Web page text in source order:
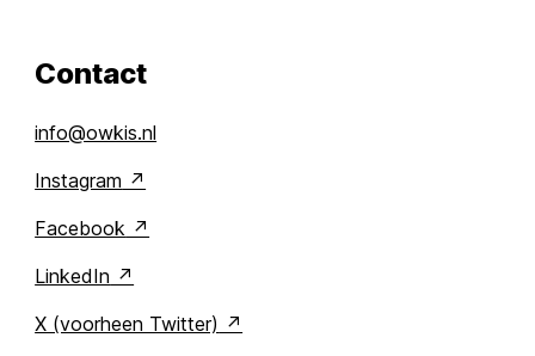
Contact
info@owkis.nl
Instagram
Facebook
LinkedIn
X (voorheen Twitter)